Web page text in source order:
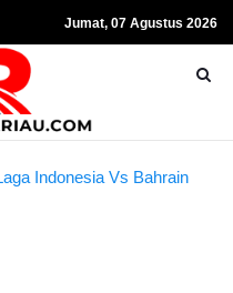
Jumat, 07 Agustus 2026
Laga Indonesia Vs Bahrain
KPK, Hasto Kristiyanto